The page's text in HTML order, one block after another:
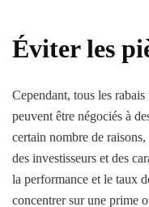
Éviter les
Cependant, tous les
peuvent être négociés à
certain nombre de
des investisseurs et des
la performance et le taux
concentrer sur une prime